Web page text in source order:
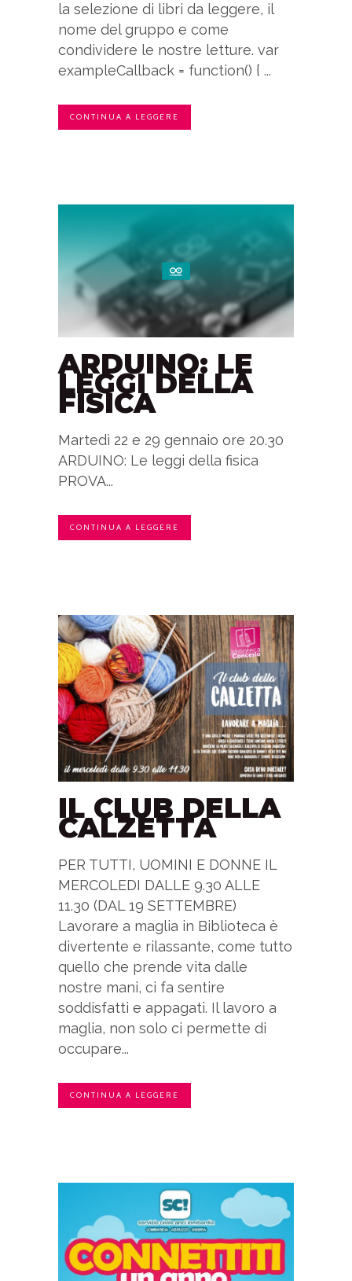
la selezione di libri da leggere, il
nome del gruppo e come
condividere le nostre letture. var
exampleCallback = function() { ...
CONTINUA A LEGGERE
ARDUINO: LE
LEGGI DELLA
FISICA
Martedì 22 e 29 gennaio ore 20.30
ARDUINO: Le leggi della fisica
PROVA...
CONTINUA A LEGGERE
IL CLUB DELLA
CALZETTA
PER TUTTI, UOMINI E DONNE IL
MERCOLEDI DALLE 9.30 ALLE
11.30 (DAL 19 SETTEMBRE)
Lavorare a maglia in Biblioteca è
divertente e rilassante, come tutto
quello che prende vita dalle
nostre mani, ci fa sentire
soddisfatti e appagati. Il lavoro a
maglia, non solo ci permette di
occupare...
CONTINUA A LEGGERE